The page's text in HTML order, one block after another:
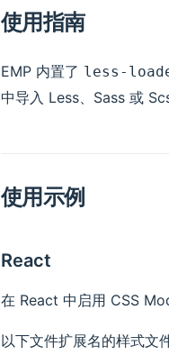
使用指南
EMP 内置了 less-
中导入 Less、Sass 或
使用示例
React
在 React 中启用 CSS
以下文件扩展名的样式文